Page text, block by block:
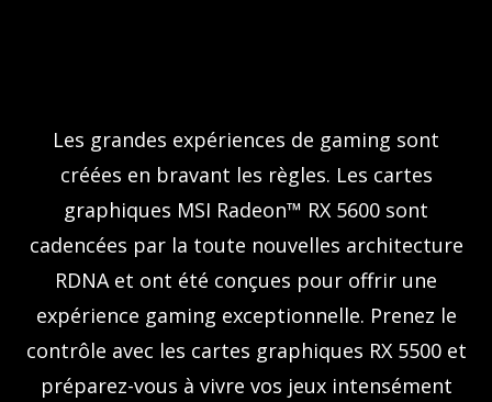
Les grandes expériences de gaming sont
créées en bravant les règles. Les cartes
graphiques MSI Radeon™ RX 5600 sont
cadencées par la toute nouvelles architecture
RDNA et ont été conçues pour offrir une
expérience gaming exceptionnelle. Prenez le
contrôle avec les cartes graphiques RX 5500 et
préparez-vous à vivre vos jeux intensément